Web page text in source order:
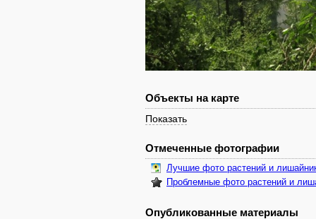
Объекты на карте
Показать
Отмеченные фотографии
Лучшие фото растений и
Проблемные фото растений и
Опубликованные материалы